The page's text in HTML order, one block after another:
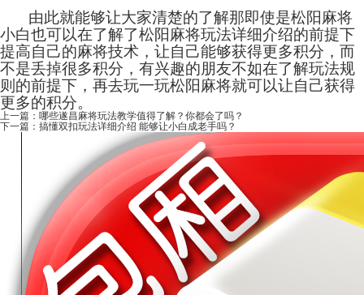
由此就能够让大家清楚的了解那即使是松阳麻将
小白也可以在了解了松阳麻将玩法详细介绍的前提下
提高自己的麻将技术，让自己能够获得更多积分，而
不是丢掉很多积分，有兴趣的朋友不如在了解玩法规
则的前提下，再去玩一玩松阳麻将就可以让自己获得
更多的积分。
上一篇： 哪些遂昌麻将玩法教学值得了解？你都会了吗？
下一篇： 搞懂双扣玩法详细介绍 能够让小白成老手吗？